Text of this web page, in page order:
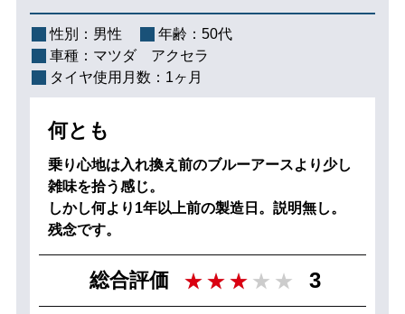
性別： 男性 年齢： 50代
車種： マツダ アクセラ
タイヤ使用月数： 1ヶ月
何とも
乗り心地は入れ換え前のブルーアースより少し
雑味を拾う感じ。
しかし何より1年以上前の製造日。説明無し。
残念です。
総合評価 3